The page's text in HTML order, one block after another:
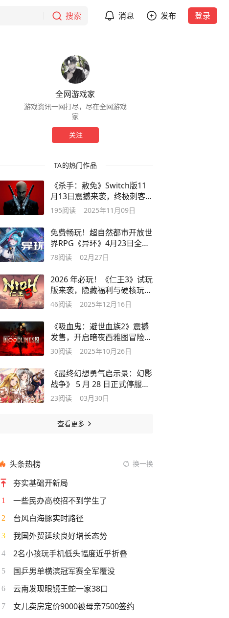
搜索 消息 发布 登录
全网游戏家
游戏资讯一网打尽，尽在全网游戏
家
关注
TA的热门作品
《杀手：赦免》Switch版11
月13日震撼来袭，终极刺客再
掀潜行风暴
195阅读 2025年11月09日
免费畅玩！超自然都市开放世
界RPG《异环》4月23日全平
台公测
78阅读 02月27日
2026 年必玩！《仁王3》试玩
版来袭，隐藏福利与硬核玩法
大曝光
46阅读 2025年12月16日
《吸血鬼：避世血族2》震撼
发售，开启暗夜西雅图冒险之
旅！
30阅读 2025年10月26日
《最终幻想勇气启示录：幻影
战争》 5 月 28 日正式停服，
经典落幕
23阅读 03月30日
查看更多
头条热榜 换一换
夯实基础开新局
1 一些民办高校招不到学生了
2 台风白海豚实时路径
3 我国外贸延续良好增长态势
4 2名小孩玩手机低头幅度近乎折叠
5 国乒男单横滨冠军赛全军覆没
6 云南发现眼镜王蛇一家38口
7 女儿卖房定价9000被母亲7500签约